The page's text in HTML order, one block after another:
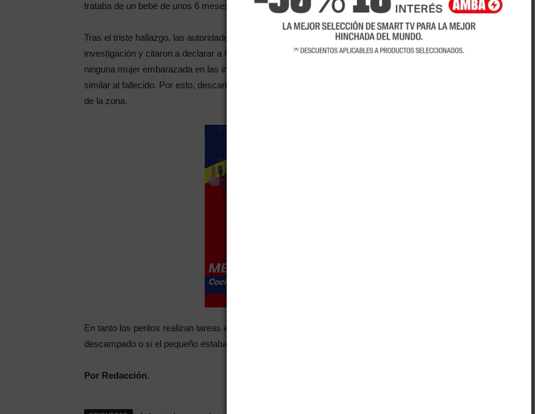
trataba de un bebé de unos 6 meses y no pudieron identificar el sexo.
Tras el triste hallazgo, las autoridades judiciales de la unidad fiscal Nº 19 realizaron una rápida
investigación y citaron a declarar a los vecinos de la zona. Todos ellos aseguraron no haber visto a
ninguna mujer embarazada en las inmediaciones en los últimos meses y tampoco a algún bebé de edad
similar al fallecido. Por esto, descartan la posibilidad de que la o las personas que arrojaron al cuerpo sean
de la zona.
En tanto los peritos realizan tareas en el lugar para tratar de comprobar si el bebé fue arrojado muerto en el
descampado o si el pequeño estaba vivo cuando fue abandonado.
Por Redacción.